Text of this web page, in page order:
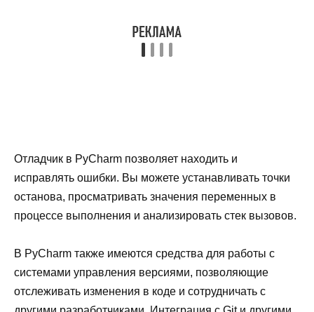
Отладчик в PyCharm позволяет находить и
исправлять ошибки. Вы можете устанавливать точки
останова, просматривать значения переменных в
процессе выполнения и анализировать стек вызовов.
В PyCharm также имеются средства для работы с
системами управления версиями, позволяющие
отслеживать изменения в коде и сотрудничать с